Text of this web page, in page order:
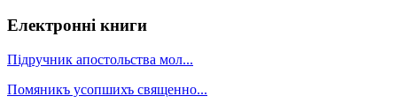
Електронні книги
Підручник апостольства мол...
Помяникъ усопшихъ священно...